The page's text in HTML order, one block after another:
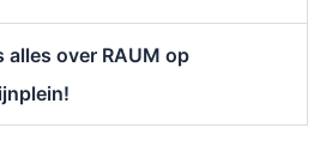
alles over RAUM op